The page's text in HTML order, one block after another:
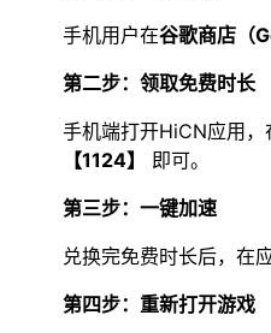
手机用户在谷歌商店（
第二步：领取免费时长
手机端打开HiCN应用，
【1124】
即可。
第三步：一键加速
兑换完免费时长后，在
第四步：重新打开游戏